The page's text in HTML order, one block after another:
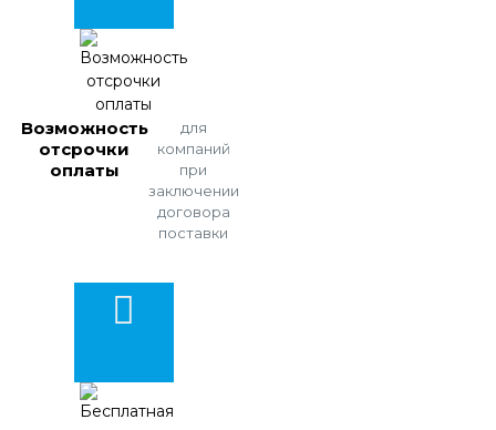
Возможность
отсрочки
оплаты
для
компаний
при
заключении
договора
поставки